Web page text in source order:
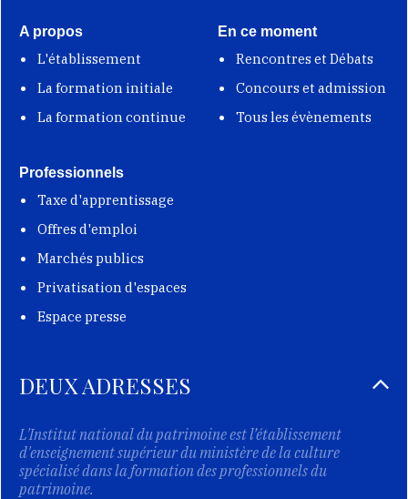
A propos
L'établissement
La formation initiale
La formation continue
En ce moment
Rencontres et Débats
Concours et admission
Tous les évènements
Professionnels
Taxe d'apprentissage
Offres d'emploi
Marchés publics
Privatisation d'espaces
Espace presse
DEUX ADRESSES
L'Institut national du patrimoine est l’établissement
d'enseignement supérieur du ministère de la culture
spécialisé dans la formation des professionnels du
patrimoine.